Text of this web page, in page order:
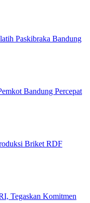
Paskibraka Bandung
Bandung Percepat
Briket RDF
Tegaskan Komitmen